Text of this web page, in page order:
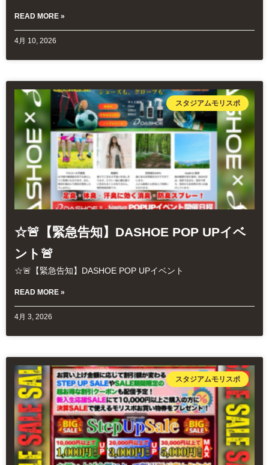
READ MORE »
4月 10, 2026
スタジアムモリスポ
☆🚨【緊急告知】DASHOE POP UPイベ
ント🚨
☆🚨【緊急告知】DASHOE POP UPイベント
READ MORE »
4月 3, 2026
スタジアムモリスポ